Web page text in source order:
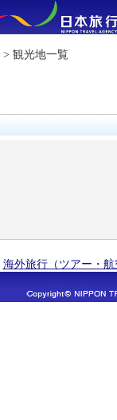
> 観光地一覧
海外旅行（ツアー・航